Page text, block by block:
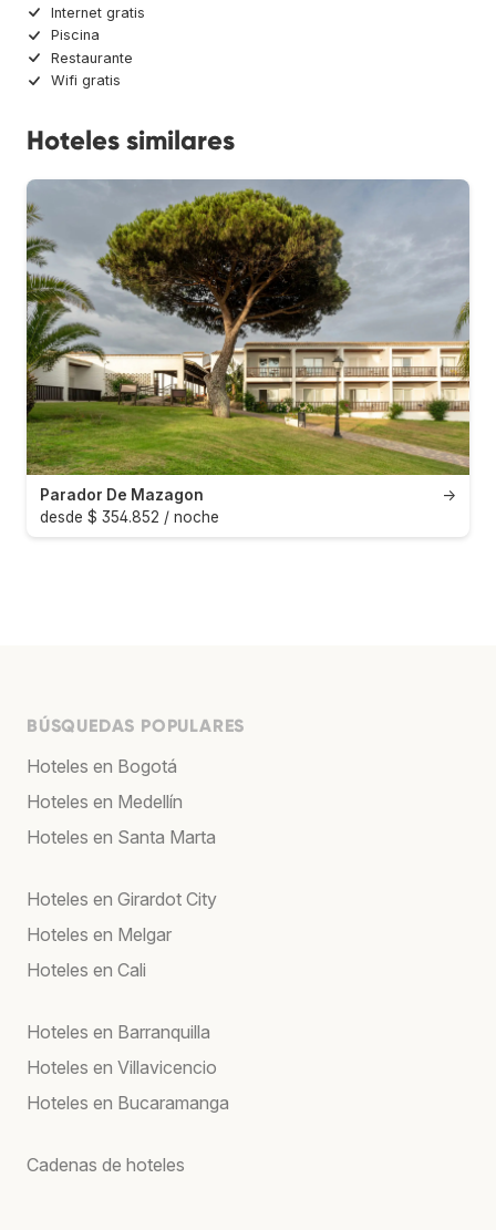
Internet gratis
Piscina
Restaurante
Wifi gratis
Hoteles similares
→
Parador De Mazagon
desde $ 354.852 / noche
BÚSQUEDAS POPULARES
Hoteles en Bogotá
Hoteles en Medellín
Hoteles en Santa Marta
Hoteles en Girardot City
Hoteles en Melgar
Hoteles en Cali
Hoteles en Barranquilla
Hoteles en Villavicencio
Hoteles en Bucaramanga
Cadenas de hoteles